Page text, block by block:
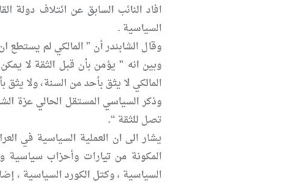
افاد النائب السابق عن ائتلاف دولة
السياسية .
وقال الشابندر أن ” المالكي لم
وبين انه ” يؤمن بأن قبل الثقة لا
المالكي لا يثق بأحد من السنة، ولا
وذكر السياسي المستقل الحالي عزة
تصل للثقة “.
يشار الى ان العملية السياسية في
المكونة من تيارات وأحزاب سياسية
السياسية ، وكتل الكورد السياسية ،